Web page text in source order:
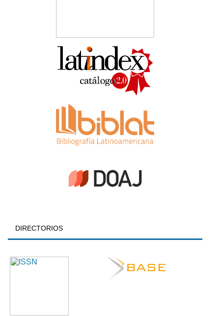
DIRECTORIOS